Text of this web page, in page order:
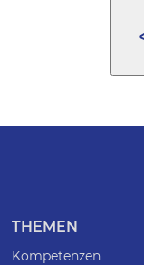
THEMEN
Kompetenzen